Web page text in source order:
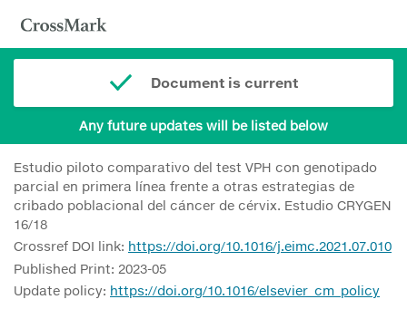
Document is current
Any future updates will be listed below
Estudio piloto comparativo del test VPH con genotipado
parcial en primera línea frente a otras estrategias de
cribado poblacional del cáncer de cérvix. Estudio CRYGEN
16/18
Crossref DOI link: https://doi.org/10.1016/j.eimc.2021.07.010
Published Print: 2023-05
Update policy: https://doi.org/10.1016/elsevier_cm_policy